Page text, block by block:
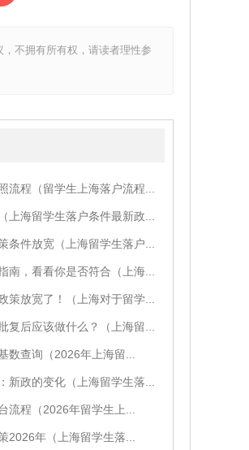
不拥有所有权，请读者理性参
流程（留学生上海落户流程...
上海留学生落户条件最新政...
条件放宽（上海留学生落户...
南，看看你是否符合（上海...
策放宽了！（上海对于留学...
复后应该做什么？（上海留...
数查询（2026年上海留...
新政的变化（上海留学生落...
流程（2026年留学生上...
2026年（上海留学生落...